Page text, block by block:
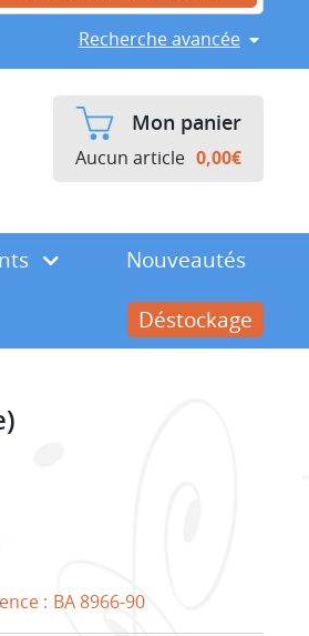
Recherche avancée
Mon panier
Aucun article 0,00€
Nouveautés
Déstockage
: BA 8966-90